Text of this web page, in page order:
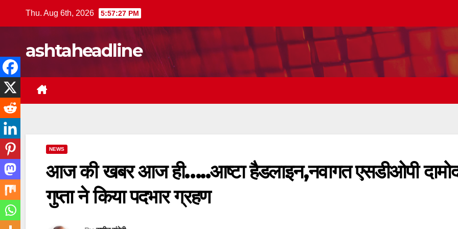
Thu. Aug 6th, 2026 5:57:29 PM
ashtaheadline
NEWS
आज की खबर आज ही…..आष्टा हैडलाइन,नवागत एसडीओपी
गुप्ता ने किया पदभार ग्रहण